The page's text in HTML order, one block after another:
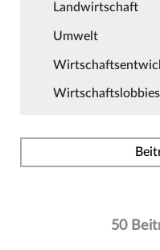
Landwirtschaft
Umwelt
50